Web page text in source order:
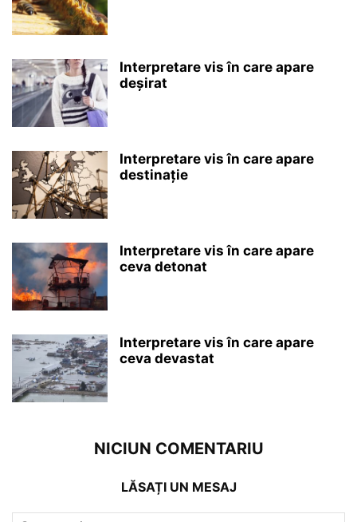
Interpretare vis în care apare
deșirat
Interpretare vis în care apare
destinație
Interpretare vis în care apare
ceva detonat
Interpretare vis în care apare
ceva devastat
NICIUN COMENTARIU
LĂSAȚI UN MESAJ